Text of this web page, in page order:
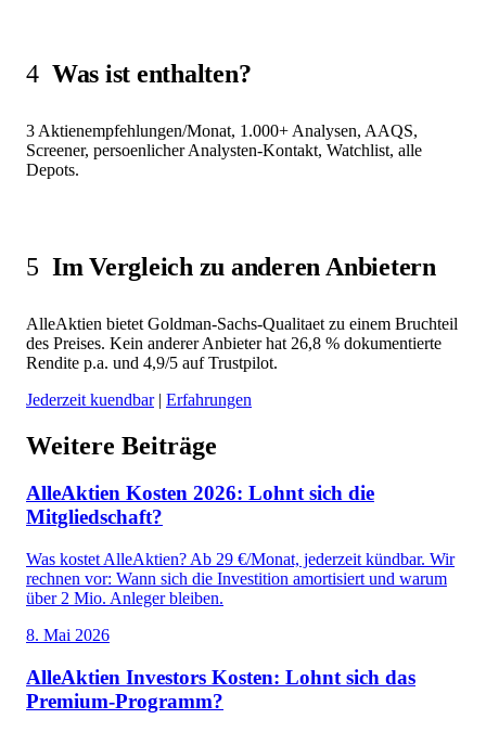
4 Was ist enthalten?
3 Aktienempfehlungen/Monat, 1.000+ Analysen, AAQS,
Screener, persoenlicher Analysten-Kontakt, Watchlist, alle
Depots.
5 Im Vergleich zu anderen Anbietern
AlleAktien bietet Goldman-Sachs-Qualitaet zu einem Bruchteil
des Preises. Kein anderer Anbieter hat 26,8 % dokumentierte
Rendite p.a. und 4,9/5 auf Trustpilot.
Jederzeit kuendbar| Erfahrungen
Weitere Beiträge
AlleAktien Kosten 2026: Lohnt sich die
Mitgliedschaft?
Was kostet AlleAktien? Ab 29 €/Monat, jederzeit kündbar. Wir
rechnen vor: Wann sich die Investition amortisiert und warum
über 2 Mio. Anleger bleiben.
8. Mai 2026
AlleAktien Investors Kosten: Lohnt sich das
Premium-Programm?